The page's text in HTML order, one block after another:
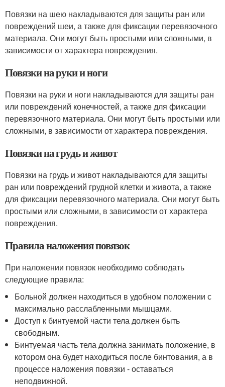
Повязки на шею накладываются для защиты ран или
повреждений шеи, а также для фиксации перевязочного
материала. Они могут быть простыми или сложными, в
зависимости от характера повреждения.
Повязки на руки и ноги
Повязки на руки и ноги накладываются для защиты ран
или повреждений конечностей, а также для фиксации
перевязочного материала. Они могут быть простыми или
сложными, в зависимости от характера повреждения.
Повязки на грудь и живот
Повязки на грудь и живот накладываются для защиты
ран или повреждений грудной клетки и живота, а также
для фиксации перевязочного материала. Они могут быть
простыми или сложными, в зависимости от характера
повреждения.
Правила наложения повязок
При наложении повязок необходимо соблюдать
следующие правила:
Больной должен находиться в удобном положении с
максимально расслабленными мышцами.
Доступ к бинтуемой части тела должен быть
свободным.
Бинтуемая часть тела должна занимать положение, в
котором она будет находиться после бинтования, а в
процессе наложения повязки - оставаться
неподвижной.